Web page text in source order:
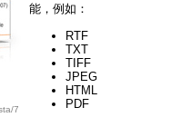
7
能，例如：
RTF
TXT
TIFF
JPEG
HTML
PDF